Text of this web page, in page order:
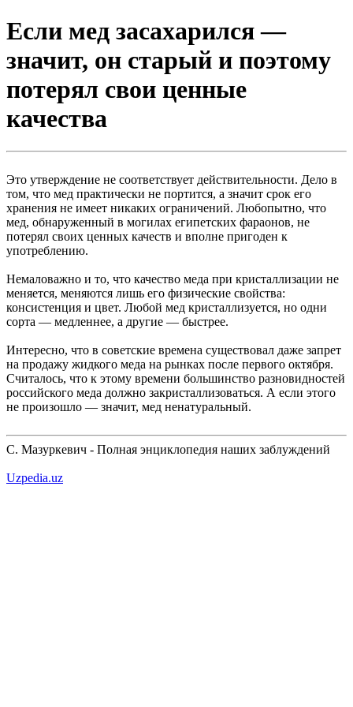
Если мед засахарился —
значит, он старый и поэтому
потерял свои ценные
качества
Это утверждение не соответствует действительности. Дело в
том, что мед практически не портится, а значит срок его
хранения не имеет никаких ограничений. Любопытно, что
мед, обнаруженный в могилах египетских фараонов, не
потерял своих ценных качеств и вполне пригоден к
употреблению.
Немаловажно и то, что качество меда при кристаллизации не
меняется, меняются лишь его физические свойства:
консистенция и цвет. Любой мед кристаллизуется, но одни
сорта — медленнее, а другие — быстрее.
Интересно, что в советские времена существовал даже запрет
на продажу жидкого меда на рынках после первого октября.
Считалось, что к этому времени большинство разновидностей
российского меда должно закристаллизоваться. А если этого
не произошло — значит, мед ненатуральный.
С. Мазуркевич - Полная энциклопедия наших заблуждений
Uzpedia.uz